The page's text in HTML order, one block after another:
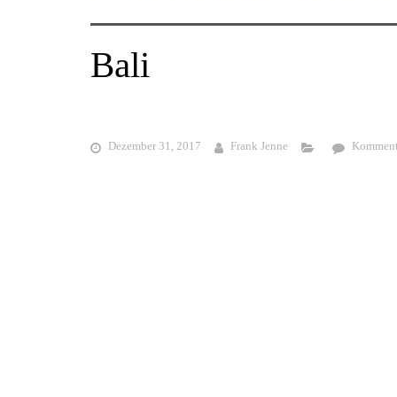
Bali
Dezember 31, 2017 Frank Jenne